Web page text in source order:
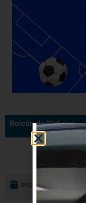
Boletín de Noticias
septiembre 18, 2020